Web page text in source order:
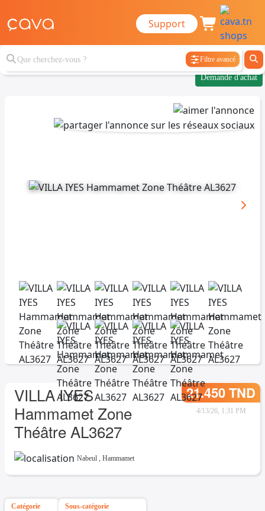
Support
Filtre avancé
Demande d'achat
VILLA IYES
Hammamet Zone
Théâtre AL3627
21.450 TND
4/13/26, 1:31 PM
Nabeul , Hammamet
Catégorie Sous-catégorie